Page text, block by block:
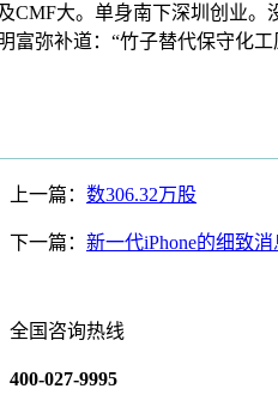
CMF大。单身南下深圳创业。
富弥补道：“竹子替代保守化
上一篇： 数306.32万股
下一篇： 新一代iPhone的细致
全国咨询热线
400-027-9995